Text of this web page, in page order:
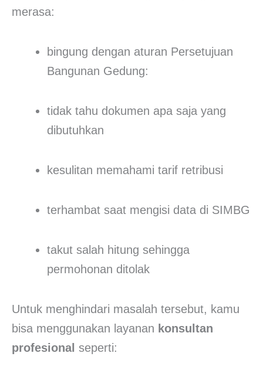
merasa:
bingung dengan aturan Persetujuan
Bangunan Gedung:
tidak tahu dokumen apa saja yang
dibutuhkan
kesulitan memahami tarif retribusi
terhambat saat mengisi data di SIMBG
takut salah hitung sehingga
permohonan ditolak
Untuk menghindari masalah tersebut, kamu
bisa menggunakan layanan konsultan
profesional seperti: